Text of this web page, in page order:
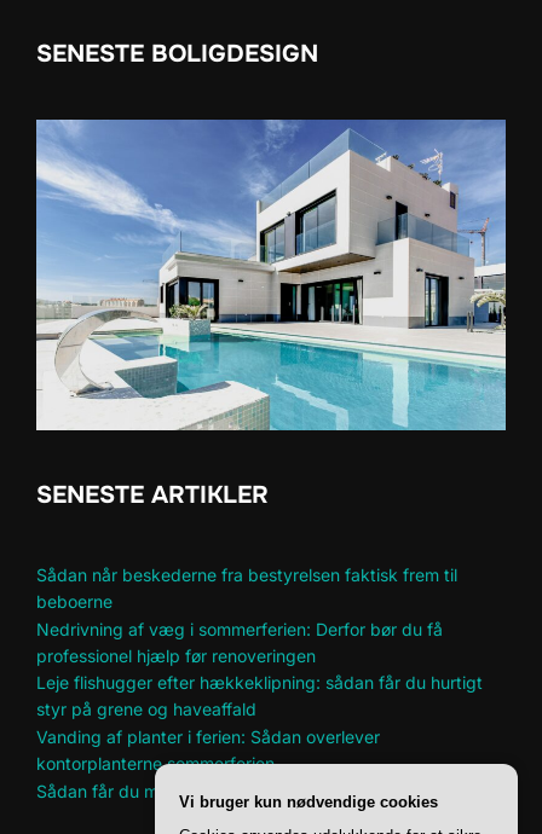
SENESTE BOLIGDESIGN
SENESTE ARTIKLER
Sådan når beskederne fra bestyrelsen faktisk frem til
beboerne
Nedrivning af væg i sommerferien: Derfor bør du få
professionel hjælp før renoveringen
Leje flishugger efter hækkeklipning: sådan får du hurtigt
styr på grene og haveaffald
Vanding af planter i ferien: Sådan overlever
kontorplanterne sommerferien
Sådan får du mere plads til hobbyer i et lille hjem
Vi bruger kun nødvendige cookies